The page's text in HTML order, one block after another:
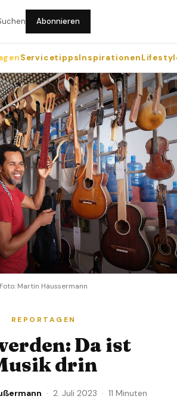
Abonnieren
ServicetippsInspirationen
Foto: Martin Häussermann
REPORTAGEN
Da ist
drin
· 2. Juli 2023 · 11 Minuten